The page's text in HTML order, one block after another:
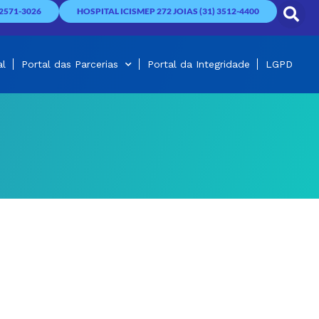
3026 HOSPITAL ICISMEP 272 JOIAS (31) 3512-4400
Portal das Parcerias Portal da Integridade LGPD